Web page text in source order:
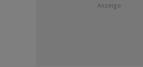
Anzeige